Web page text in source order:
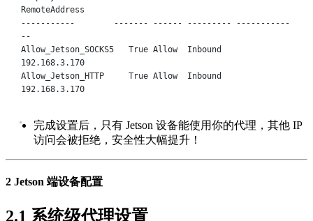
RemoteAddress
-----------
------- ------ ---------
-----------
--
Allow_Jetson_SOCKS5
True Allow
Inbound
192.168.3.170
Allow_Jetson_HTTP
True Allow
Inbound
192.168.3.170
完成设置后，只有 Jetson 设备能使用你的代理，其他 IP
访问会被拒绝，安全性大幅提升！
2 ​Jetson 端设备配置​
2.1 ​ ​系统级代理设置​